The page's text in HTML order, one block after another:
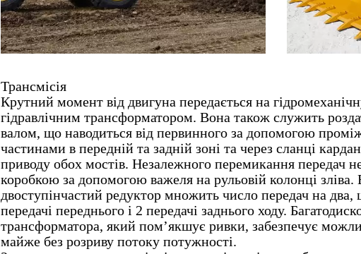
Трансмісія
Крутний момент від двигуна передається на
гідравлічним трансформатором. Вона також служить
валом, що наводиться від первинного за допомогою
частинами в передній та задній зоні та через сланці
приводу обох мостів. Незалежного перемикання передач
коробкою за допомогою важеля на рульовій колонці
двоступінчастий редуктор множить число передач на
передачі переднього і 2 передачі заднього ходу.
трансформатора, який пом’якшує ривки, забезпечує
майже без розриву потоку потужності.